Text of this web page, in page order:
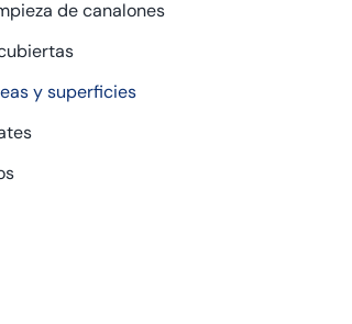
de canalones
y superficies